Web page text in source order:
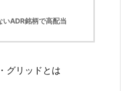
いADR銘柄で高配当
グリッドとは